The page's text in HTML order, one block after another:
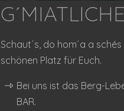
Schaut´s, do hom´a a
schönen Platz für Euch.
Bei uns ist das Berg-
BAR.